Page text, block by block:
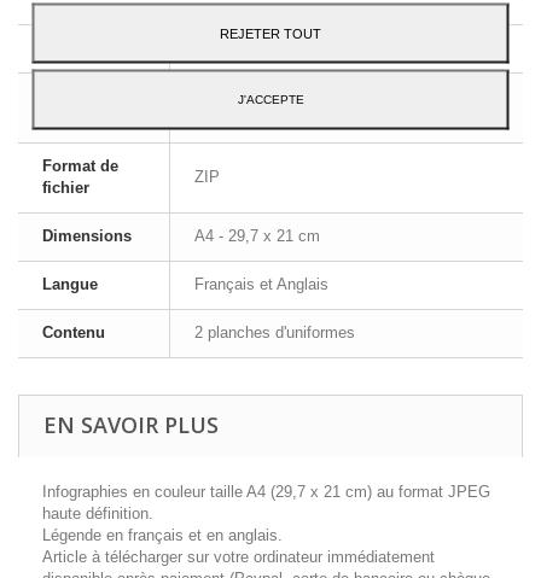
JPEG Haute Définition
Format de
fichier
ZIP
Dimensions A4 - 29,7 x 21 cm
Langue Français et Anglais
Contenu 2 planches d'uniformes
EN SAVOIR PLUS
Infographies en couleur taille A4 (29,7 x 21 cm) au format JPEG
haute définition.
Légende en français et en anglais.
Article à télécharger sur votre ordinateur immédiatement
REJETER TOUT
J'ACCEPTE